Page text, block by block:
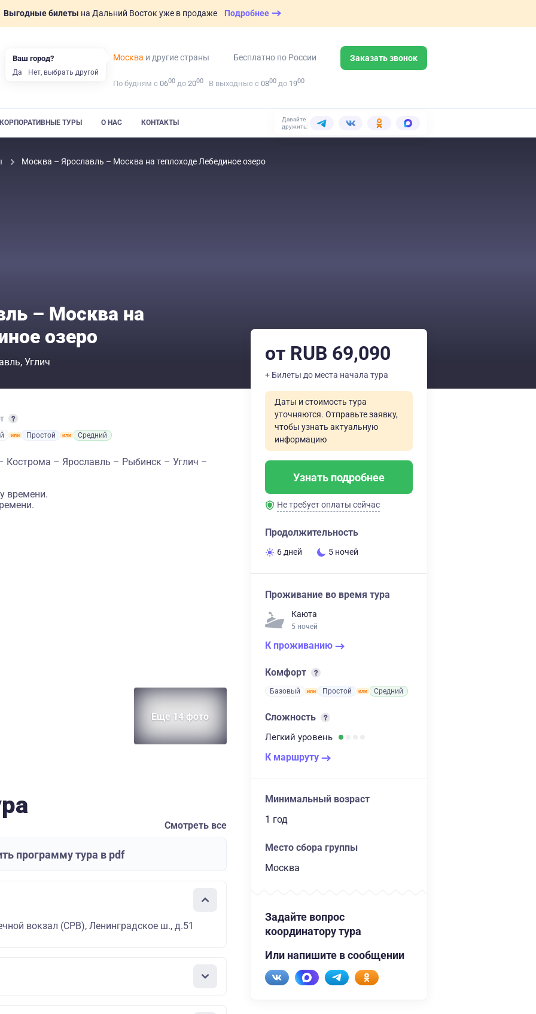
Выгодные билеты на Дальний Восток уже в продаже Подробнее
Москва и другие страны Бесплатно по России Заказать звонок
По будням с 0600 до 2000 В выходные с 0800 до 1900
КОРПОРАТИВНЫЕ ТУРЫ О НАС КОНТАКТЫ
Давайте
дружить:
Москва – Ярославль – Москва на теплоходе Лебединое озеро
– Москва на
озеро
Углич
Простой Средний
– Ярославль – Рыбинск – Углич –
времени.
Еще 14 фото
Смотреть все
программу тура в pdf
вокзал (СРВ), Ленинградское ш., д.51
от RUB 69,090
+ Билеты до места начала тура
Даты и стоимость тура
уточняются. Отправьте заявку,
чтобы узнать актуальную
информацию
Узнать подробнее
Не требует оплаты сейчас
Продолжительность
6 дней 5 ночей
Проживание во время тура
Каюта
5 ночей
К проживанию
Комфорт
Базовый Простой Средний
Сложность
Легкий уровень
К маршруту
Минимальный возраст
1 год
Место сбора группы
Москва
Задайте вопрос
координатору тура
Или напишите в сообщении
Ваш город?
Да Нет, выбрать другой